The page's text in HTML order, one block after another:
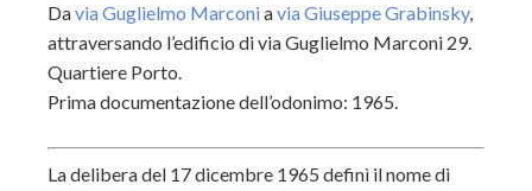
Davia Guglielmo Marconiavia Giuseppe Grabinsky,
attraversando l’edificio di via Guglielmo Marconi 29.
Quartiere Porto.
Prima documentazione dell’odonimo: 1965.
La delibera del 17 dicembre 1965 definì il nome di